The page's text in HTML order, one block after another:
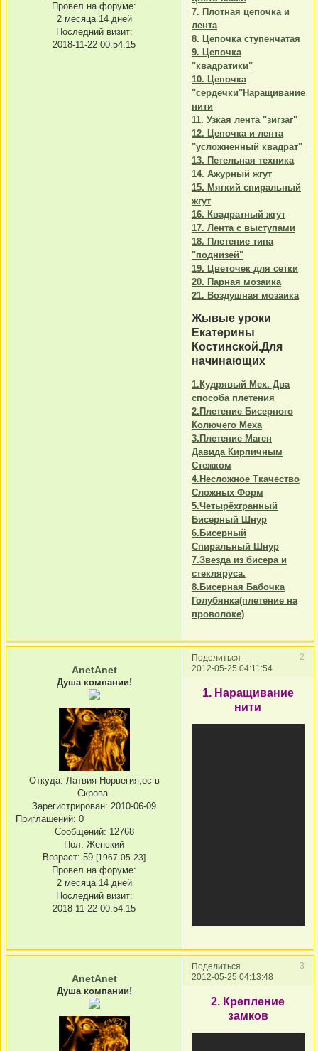
Провел на форуме:
2 месяца 14 дней
Последний визит:
2018-11-22 00:54:15
7. Плотная цепочка и
лента
8. Цепочка ступенчатая
9. Цепочка
"квадратики"
10. Цепочка
"сердечки"Наращивание
нити
11. Узкая лента "зигзаг"
12. Цепочка и лента
"усложненный квадрат"
13. Петельная техника
14. Ажурный жгут
15. Мягкий спиральный
жгут
16. Квадратный жгут
17. Лента с выступами
18. Плетение типа
"поднизей"
19. Цветочек для сетки
20. Парная мозаика
21. Воздушная мозаика
Жывые уроки
Екатерины
Костинской.Для
начинающих
1.Кудрявый Мех. Два
способа плетения
2.Плетение Бисерного
Колючего Меха
3.Плетение Маген
Давида Кирпичным
Стежком
4.Несложное Ткачество
Сложных Форм
5.Четырёхгранный
Бисерный Шнур
6.Бисерный
Спиральный Шнур
7.Звезда из бисера и
стекляруса.
8.Бисерная Бабочка
Голубянка(плетение на
проволоке)
Поделиться
2
2012-05-25 04:11:54
AnetAnet
Душа компании!
Откуда: Латвия-Норвегия,ос-в
Скрова.
Зарегистрирован: 2010-06-09
Приглашений: 0
Сообщений: 12768
Пол: Женский
Возраст: 59 [1967-05-23]
Провел на форуме:
2 месяца 14 дней
Последний визит:
2018-11-22 00:54:15
1. Наращивание
нити
Поделиться
3
2012-05-25 04:13:48
AnetAnet
Душа компании!
2. Крепление
замков